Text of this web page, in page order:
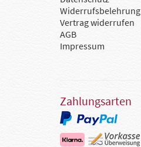
Widerrufsbelehrung
Vertrag widerrufen
AGB
Impressum
Zahlungsarten